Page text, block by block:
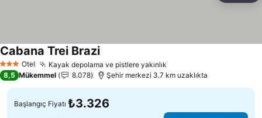
3 YıldızOtel Kayak depolama ve pistlere yakınlık
Cabana Trei BraziFiyatları görün
8,5 Mükemmel 8.078 Şehir merkezi 3.7 km uzaklıkta
Başlangıç Fiyatı ₺3.326